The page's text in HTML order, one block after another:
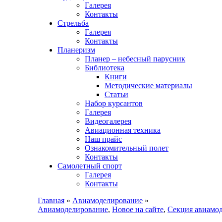
Галерея
Контакты
Стрельба
Галерея
Контакты
Планеризм
Планер – небесный парусник
Библиотека
Книги
Методические материалы
Статьи
Набор курсантов
Галерея
Видеогалерея
Авиационная техника
Наш прайс
Ознакомительный полет
Контакты
Самолетный спорт
Галерея
Контакты
Главная » Авиамоделирование »
Авиамоделирование, Новое на сайте, Секция